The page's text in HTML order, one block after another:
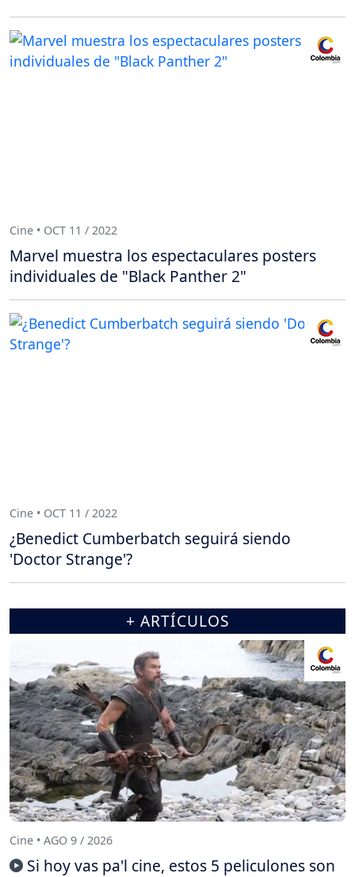
Cine • OCT 11 / 2022
Marvel muestra los espectaculares posters
individuales de "Black Panther 2"
Cine • OCT 11 / 2022
¿Benedict Cumberbatch seguirá siendo
'Doctor Strange'?
+ ARTÍCULOS
Cine • AGO 9 / 2026
Si hoy vas pa'l cine, estos 5 peliculones son